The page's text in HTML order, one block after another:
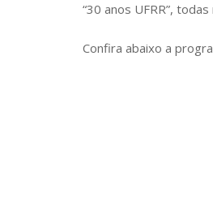
“30 anos UFRR”,
Confira abaixo a